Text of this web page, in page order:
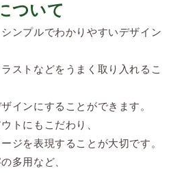
ついて
ンプルでわかりやすいデザイン
ストなどをうまく取り入れるこ
インにすることができます。
トにもこだわり、
ジを表現することが大切です。
多用など、